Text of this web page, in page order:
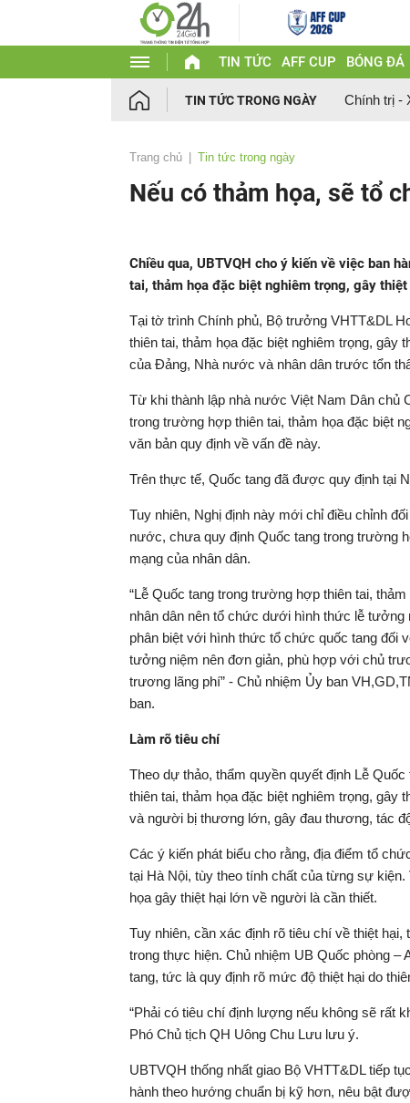
TIN TỨC AFF CUP BÓNG ĐÁ
TIN TỨC TRONG NGÀY Chính trị -
Trang chủ Tin tức trong ngày
Nếu có thảm họa, sẽ tổ
Chiều qua, UBTVQH cho ý kiến về việc ban
tai, thảm họa đặc biệt nghiêm trọng, gây
Tại tờ trình Chính phủ, Bộ trưởng VHTT&DL
thiên tai, thảm họa đặc biệt nghiêm trọng, gây
của Đảng, Nhà nước và nhân dân trước tổn
Từ khi thành lập nhà nước Việt Nam Dân chủ
trong trường hợp thiên tai, thảm họa đặc biệt
văn bản quy định về vấn đề này.
Trên thực tế, Quốc tang đã được quy định tại
Tuy nhiên, Nghị định này mới chỉ điều chỉnh
nước, chưa quy định Quốc tang trong trường
mạng của nhân dân.
“Lễ Quốc tang trong trường hợp thiên tai,
nhân dân nên tổ chức dưới hình thức lễ tưởng
phân biệt với hình thức tổ chức quốc tang đối
tưởng niệm nên đơn giản, phù hợp với chủ
trương lãng phí” - Chủ nhiệm Ủy ban
ban.
Làm rõ tiêu chí
Theo dự thảo, thẩm quyền quyết định Lễ
thiên tai, thảm họa đặc biệt nghiêm trọng,
và người bị thương lớn, gây đau thương, tác
Các ý kiến phát biểu cho rằng, địa điểm tổ
tại Hà Nội, tùy theo tính chất của từng sự
họa gây thiệt hại lớn về người là cần thiết.
Tuy nhiên, cần xác định rõ tiêu chí về thiệt
trong thực hiện. Chủ nhiệm UB Quốc phòng –
tang, tức là quy định rõ mức độ thiệt hại do
“Phải có tiêu chí định lượng nếu không sẽ rất
Phó Chủ tịch QH Uông Chu Lưu lưu ý.
UBTVQH thống nhất giao Bộ VHTT&DL tiếp
hành theo hướng chuẩn bị kỹ hơn, nêu bật